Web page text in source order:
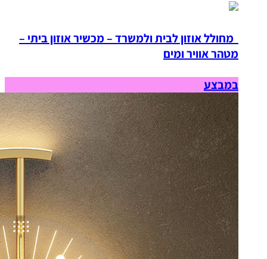
מחולל אוזון לבית ולמשרד – מכשיר אוזון ביתי –
מטהר אוויר ומים
במבצע